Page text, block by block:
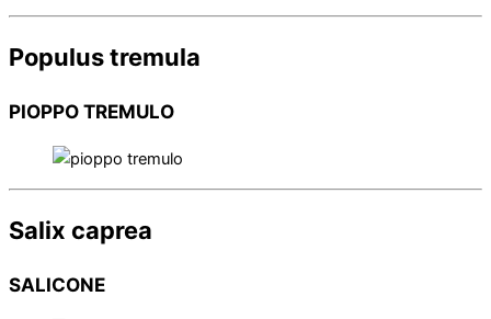
Populus tremula
PIOPPO TREMULO
Salix caprea
SALICONE